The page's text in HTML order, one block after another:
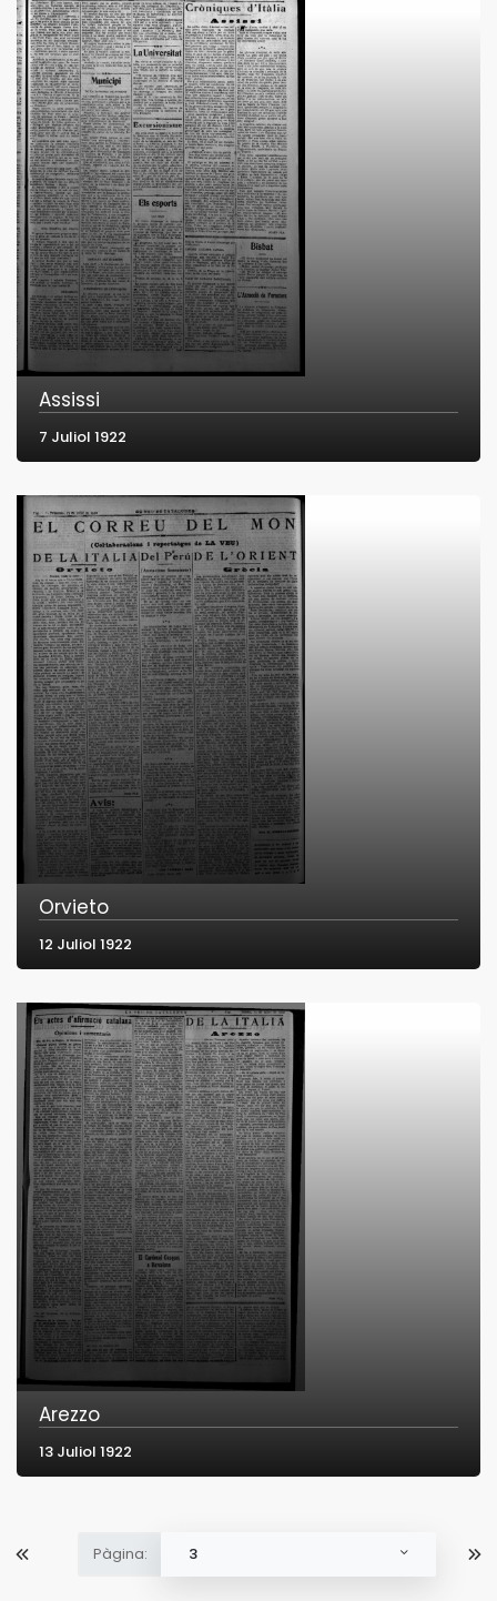
Assissi
7 Juliol 1922
Orvieto
12 Juliol 1922
Arezzo
13 Juliol 1922
Pàgina: 3